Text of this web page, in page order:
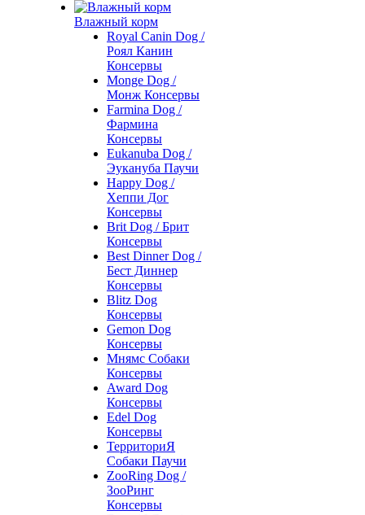
Влажный корм
Royal Canin Dog /
Роял Канин
Консервы
Monge Dog /
Монж Консервы
Farmina Dog /
Фармина
Консервы
Eukanuba Dog /
Эукануба Паучи
Happy Dog /
Хеппи Дог
Консервы
Brit Dog / Брит
Консервы
Best Dinner Dog /
Бест Диннер
Консервы
Blitz Dog
Консервы
Gemon Dog
Консервы
Мнямс Собаки
Консервы
Award Dog
Консервы
Edel Dog
Консервы
ТерриториЯ
Собаки Паучи
ZooRing Dog /
ЗооРинг
Консервы